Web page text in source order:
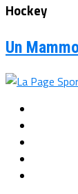
Hockey
Un